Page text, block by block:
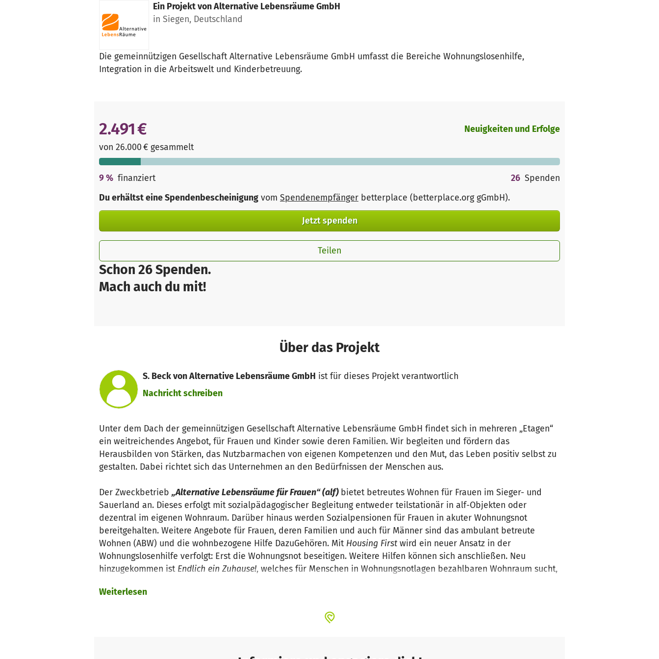
Ein Projekt vonAlternative Lebensräume GmbH
in Siegen, Deutschland
Die gemeinnützigen Gesellschaft Alternative Lebensräume GmbH umfasst die Bereiche Wohnungslosenhilfe,
Integration in die Arbeitswelt und Kinderbetreuung.
Schon 26 Spenden.
Mach auch du mit!
2.491 €
von 26.000 € gesammelt
Neuigkeiten und Erfolge
9% finanziert 26 Spenden
Du erhältst eine Spendenbescheinigung vom Spendenempfänger betterplace (betterplace.org gGmbH).
Jetzt spenden
Teilen
Über das Projekt
S. Beck von Alternative Lebensräume GmbH ist für dieses Projekt verantwortlich
Nachricht schreiben
Unter dem Dach der gemeinnützigen Gesellschaft Alternative Lebensräume GmbH findet sich in mehreren „Etagen“
ein weitreichendes Angebot, für Frauen und Kinder sowie deren Familien. Wir begleiten und fördern das
Herausbilden von Stärken, das Nutzbarmachen von eigenen Kompetenzen und den Mut, das Leben positiv selbst zu
gestalten. Dabei richtet sich das Unternehmen an den Bedürfnissen der Menschen aus.
Der Zweckbetrieb „Alternative Lebensräume für Frauen“ (alf) bietet betreutes Wohnen für Frauen im Sieger- und
Sauerland an. Dieses erfolgt mit sozialpädagogischer Begleitung entweder teilstationär in alf-Objekten oder
dezentral im eigenen Wohnraum. Darüber hinaus werden Sozialpensionen für Frauen in akuter Wohnungsnot
bereitgehalten. Weitere Angebote für Frauen, deren Familien und auch für Männer sind das ambulant betreute
Wohnen (ABW) und die wohnbezogene Hilfe DazuGehören. Mit Housing Firstwird ein neuer Ansatz in der
Wohnungslosenhilfe verfolgt: Erst die Wohnungsnot beseitigen. Weitere Hilfen können sich anschließen. Neu
hinzugekommen ist Endlich ein Zuhause!, welches für Menschen in Wohnungsnotlagen bezahlbaren Wohnraum sucht,
Kreis Siegen-Wittgenstein. KiTaS bietet fachkundige und liebevolle Betreuung von Kindern von sechs Monaten bis
Weiterlesen